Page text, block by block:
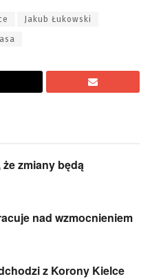
Jakub Łukowski
zmiany będą
nad wzmocnieniem
z Korony Kielce